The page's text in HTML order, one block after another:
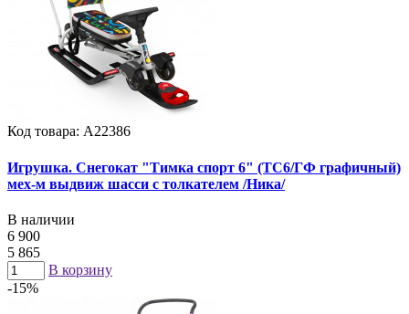
Код товара: А22386
Игрушка. Снегокат "Тимка спорт 6" (ТС6/ГФ графичный)
мех-м выдвиж шасси с толкателем /Ника/
В наличии
6 900
5 865
В корзину
-15%